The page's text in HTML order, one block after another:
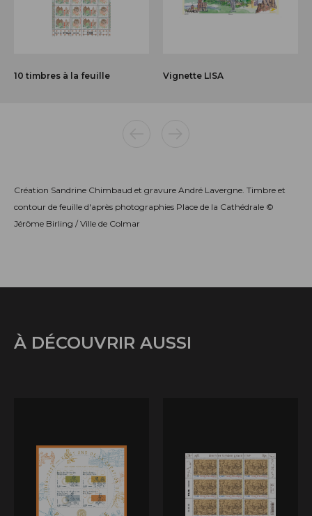
10 timbres à la feuille Vignette LISA
Création Sandrine Chimbaud et gravure André Lavergne. Timbre et
contour de feuille d'après photographies Place de la Cathédrale ©
Jérôme Birling / Ville de Colmar
À DÉCOUVRIR AUSSI